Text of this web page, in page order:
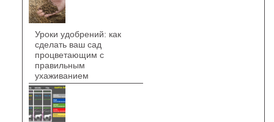
Уроки удобрений: как
сделать ваш сад
процветающим с
правильным
ухаживанием